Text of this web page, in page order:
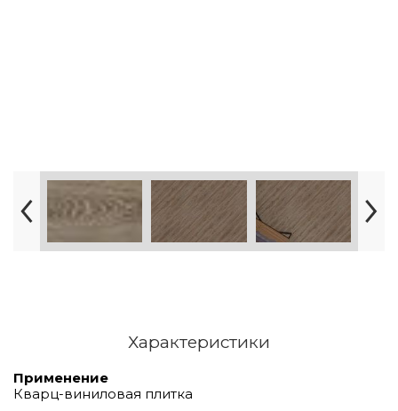
Характеристики
Применение
Кварц-виниловая плитка